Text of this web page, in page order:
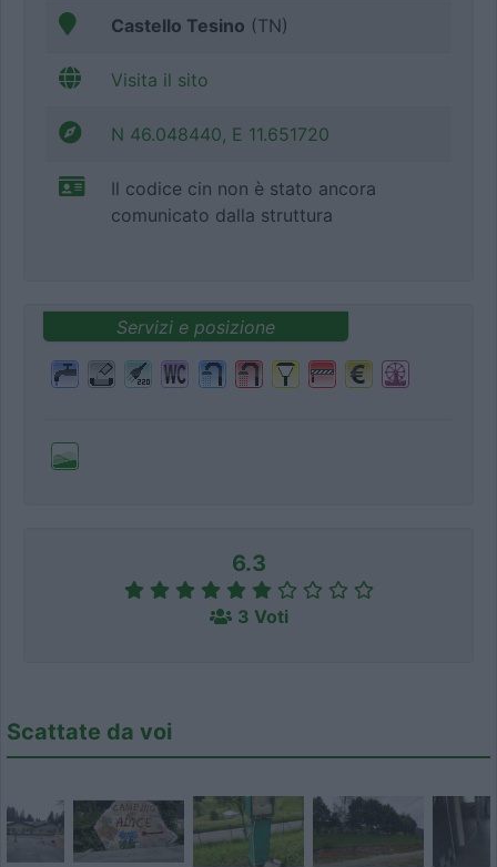
Castello Tesino (TN)
Visita il sito
N 46.048440, E 11.651720
Il codice cin non è stato ancora
comunicato dalla struttura
Servizi e posizione
6.3
3 Voti
Scattate da voi